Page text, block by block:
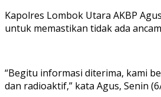
Kapolres Lombok Utara AKBP
untuk memastikan tidak ada
“Begitu informasi diterima, kami
dan radioaktif,” kata Agus, Senin